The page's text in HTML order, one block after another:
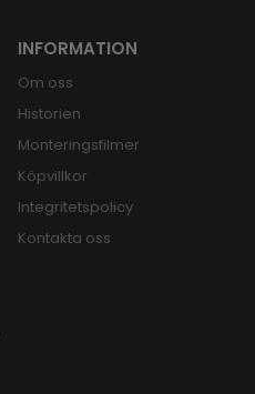
INFORMATION
Om oss
Historien
Monteringsfilmer
Köpvillkor
Integritetspolicy
Kontakta oss